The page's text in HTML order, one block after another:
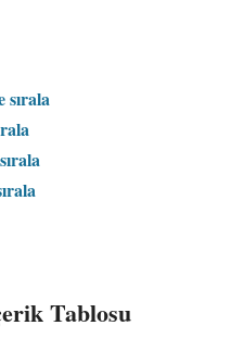
sırala
Tablosu